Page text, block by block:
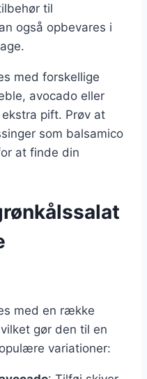
til
også opbevares i
med forskellige
avocado eller
pift. Prøv at
som balsamico
at finde din
med en række
gør den til en
variationer: